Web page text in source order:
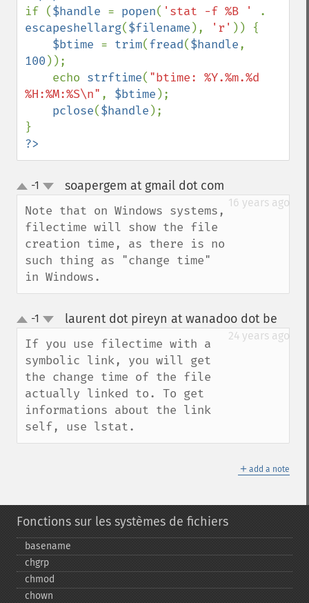
if ($handle = popen( 'stat -f %B '
escapeshellarg($filename ), 'r' )) {
$btime = trim(fread($handle
100 ));
    echo
strftime( "btime: %Y.%m.%d
%H:%M:%S\n" , $btime );
pclose($handle );
?>
up
down
-1 soapergem at gmail dot com
16 years ago
Note that on Windows systems,
filectime will show the file
creation time, as there is no
such thing as "change time"
in Windows.
up
down
-1 laurent dot pireyn at wanadoo dot be
24 years ago
If you use filectime with a
symbolic link, you will get
the change time of the file
actually linked to. To get
informations about the link
self, use lstat.
＋ add a note
Fonctions sur les systèmes de fichiers
basename
chgrp
chmod
chown